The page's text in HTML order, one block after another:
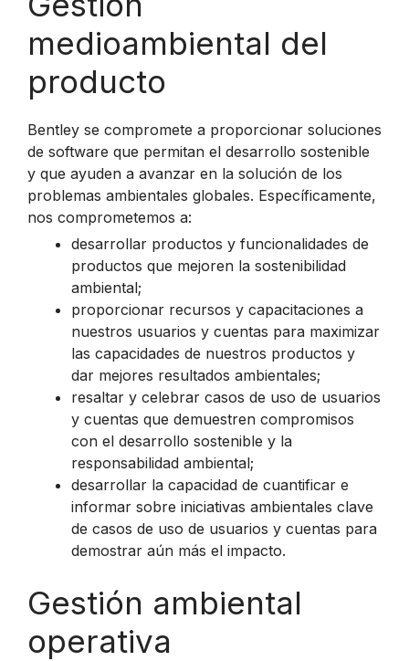
medioambiental del
producto
Bentley se compromete a proporcionar soluciones
de software que permitan el desarrollo sostenible
y que ayuden a avanzar en la solución de los
problemas ambientales globales. Específicamente,
nos comprometemos a:
desarrollar productos y funcionalidades de
productos que mejoren la sostenibilidad
ambiental;
proporcionar recursos y capacitaciones a
nuestros usuarios y cuentas para maximizar
las capacidades de nuestros productos y
dar mejores resultados ambientales;
resaltar y celebrar casos de uso de usuarios
y cuentas que demuestren compromisos
con el desarrollo sostenible y la
responsabilidad ambiental;
desarrollar la capacidad de cuantificar e
informar sobre iniciativas ambientales clave
de casos de uso de usuarios y cuentas para
demostrar aún más el impacto.
Gestión ambiental
operativa